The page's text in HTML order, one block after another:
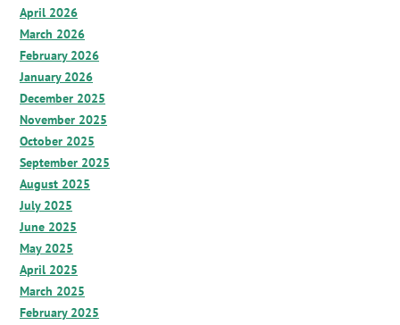
April 2026
March 2026
February 2026
January 2026
December 2025
November 2025
October 2025
September 2025
August 2025
July 2025
June 2025
May 2025
April 2025
March 2025
February 2025